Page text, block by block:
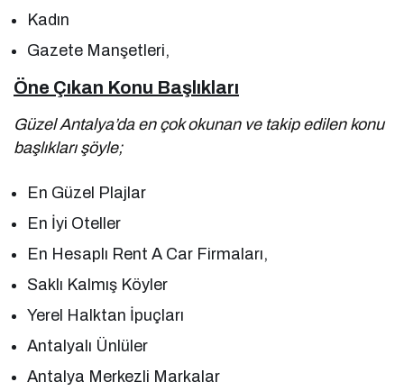
Kadın
Gazete Manşetleri,
Öne Çıkan Konu Başlıkları
Güzel Antalya’da en çok okunan ve takip edilen konu
başlıkları şöyle;
En Güzel Plajlar
En İyi Oteller
En Hesaplı Rent A Car Firmaları,
Saklı Kalmış Köyler
Yerel Halktan İpuçları
Antalyalı Ünlüler
Antalya Merkezli Markalar